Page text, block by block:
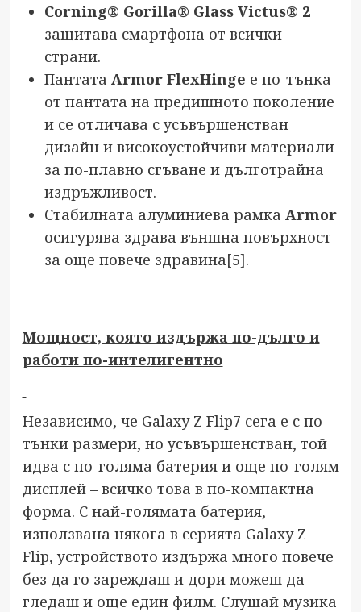
Corning® Gorilla® Glass Victus® 2
защитава смартфона от всички
страни.
Пантата Armor FlexHinge е по-тънка
от пантата на предишното поколение
и се отличава с усъвършенстван
дизайн и високоустойчиви материали
за по-плавно сгъване и дълготрайна
издръжливост.
Стабилната алуминиева рамка Armor
осигурява здрава външна повърхност
за още повече здравина[5].
Мощност, която издържа по-дълго и
работи по-интелигентно
Независимо, че Galaxy Z Flip7 сега е с по-
тънки размери, но усъвършенстван, той
идва с по-голяма батерия и още по-голям
дисплей – всичко това в по-компактна
форма. С най-голямата батерия,
използвана някога в серията Galaxy Z
Flip, устройството издържа много повече
без да го зареждаш и дори можеш да
гледаш и още един филм. Слушай музика